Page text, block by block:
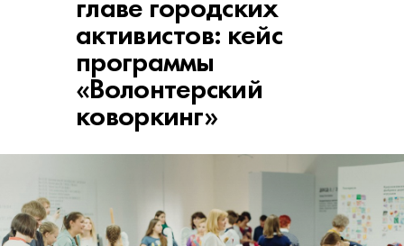
главе городских
активистов: кейс
программы
«Волонтерский
коворкинг»